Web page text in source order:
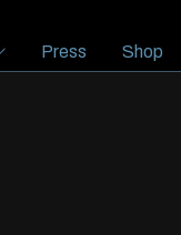
Press Shop